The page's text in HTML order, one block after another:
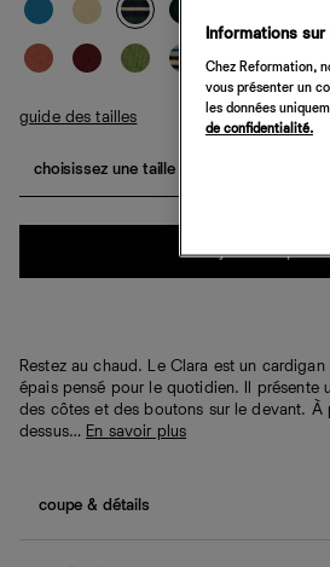
guide des tailles
choisissez une taille
ajouter au panier
Restez au chaud. Le Clara est un
épais pensé pour le quotidien. Il présente
des côtes et des boutons sur le devant. À
dessus… En savoir plus
coupe & détails
Informations
Chez Reformation,
vous présenter un
les données
de confidentialité.